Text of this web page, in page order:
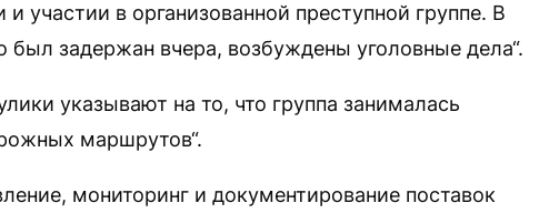
участии в организованной преступной группе. В
был задержан вчера, возбуждены уголовные дела“.
указывают на то, что группа занималась
маршрутов“.
мониторинг и документирование поставок